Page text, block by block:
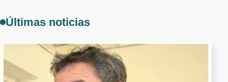
Últimas noticias